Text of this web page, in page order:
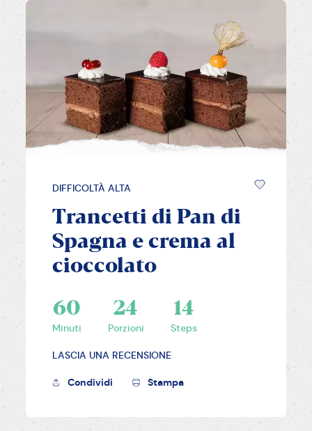
DIFFICOLTÀ ALTA
Trancetti di Pan di
Spagna e crema al
cioccolato
60
Minuti
24
Porzioni
14
Steps
LASCIA UNA RECENSIONE
Condividi Stampa